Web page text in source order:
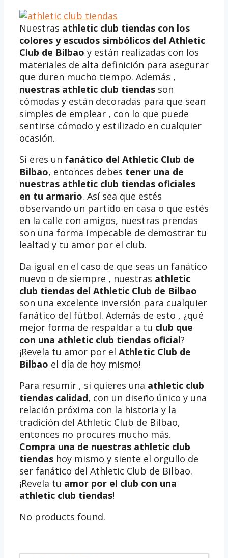
Nuestras athletic club tiendas con los
colores y escudos simbólicos del Athletic
Club de Bilbao y están realizadas con los
materiales de alta definición para asegurar
que duren mucho tiempo. Además ,
nuestras athletic club tiendas son
cómodas y están decoradas para que sean
simples de emplear , con lo que puede
sentirse cómodo y estilizado en cualquier
ocasión.
Si eres un fanático del Athletic Club de
Bilbao, entonces debes tener una de
nuestras athletic club tiendas oficiales
en tu armario. Así sea que estés
observando un partido en casa o que estés
en la calle con amigos, nuestras prendas
son una forma impecable de demostrar tu
lealtad y tu amor por el club.
Da igual en el caso de que seas un fanático
nuevo o de siempre , nuestras athletic
club tiendas del Athletic Club de Bilbao
son una excelente inversión para cualquier
fanático del fútbol. Además de esto , ¿qué
mejor forma de respaldar a tu club que
con una athletic club tiendas oficial?
¡Revela tu amor por el Athletic Club de
Bilbao el día de hoy mismo!
Para resumir , si quieres una athletic club
tiendas calidad, con un diseño único y una
relación próxima con la historia y la
tradición del Athletic Club de Bilbao,
entonces no procures mucho más.
Compra una de nuestras athletic club
tiendas hoy mismo y siente el orgullo de
ser fanático del Athletic Club de Bilbao.
¡Revela tu amor por el club con una
athletic club tiendas!
No products found.